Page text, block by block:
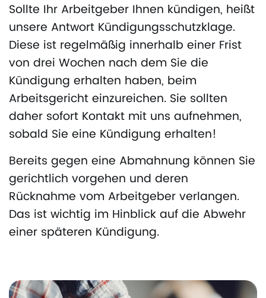
Sollte Ihr Arbeitgeber Ihnen kündigen, heißt
unsere Antwort Kündigungsschutzklage.
Diese ist regelmäßig innerhalb einer Frist
von drei Wochen nach dem Sie die
Kündigung erhalten haben, beim
Arbeitsgericht einzureichen. Sie sollten
daher sofort Kontakt mit uns aufnehmen,
sobald Sie eine Kündigung erhalten!
Bereits gegen eine Abmahnung können Sie
gerichtlich vorgehen und deren
Rücknahme vom Arbeitgeber verlangen.
Das ist wichtig im Hinblick auf die Abwehr
einer späteren Kündigung.